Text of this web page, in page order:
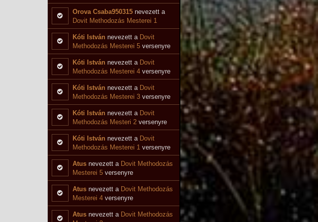
versenyre
Orova Csaba950315nevezett a
Dovit Methodozás Mesterei 1
versenyre
Kóti István nevezett a Dovit
Methodozás Mesterei 5versenyre
Kóti István nevezett a Dovit
Methodozás Mesterei 4 versenyre
Kóti István nevezett a Dovit
Methodozás Mesterei 3versenyre
Kóti István nevezett a Dovit
Methodozás Mesteri 2versenyre
Kóti István nevezett a Dovit
Methodozás Mesterei 1versenyre
Atusnevezett a Dovit Methodozás
Mesterei 5versenyre
Atusnevezett a Dovit Methodozás
Mesterei 4 versenyre
Atusnevezett a Dovit Methodozás